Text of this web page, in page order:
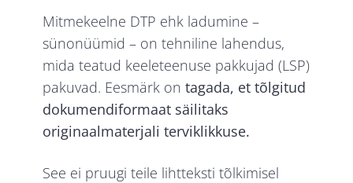
Mitmekeelne DTP ehk ladumine –
sünonüümid – on tehniline lahendus,
mida teatud keeleteenuse pakkujad (LSP)
pakuvad. Eesmärk ontagada, et tõlgitud
dokumendiformaat säilitaks
originaalmaterjali terviklikkuse.
See ei pruugi teile lihtteksti tõlkimisel